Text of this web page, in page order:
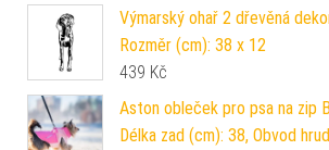
Výmarský ohař 2 dřevěná
Rozměr (cm): 38 x 12
439 Kč
Aston obleček pro psa na zip
Délka zad (cm): 38, Obvod